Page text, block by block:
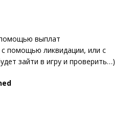
выплат
помощью ликвидации, или с
зайти в игру и проверить…)